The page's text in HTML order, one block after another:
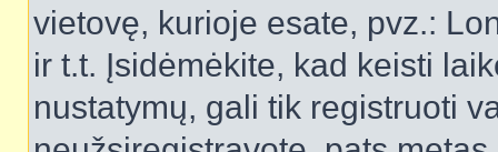
vietovę, kurioje esate, pvz.:
ir t.t. Įsidėmėkite, kad keisti
nustatymų, gali tik registruoti